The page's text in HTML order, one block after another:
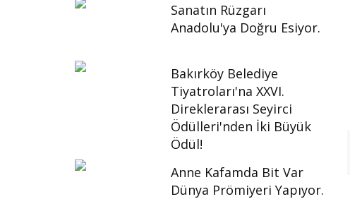
Sanatın Rüzgarı
Anadolu'ya Doğru Esiyor.
Bakırköy Belediye
Tiyatroları'na XXVI.
Direklerarası Seyirci
Ödülleri'nden İki Büyük
Ödül!
Anne Kafamda Bit Var
Dünya Prömiyeri Yapıyor.